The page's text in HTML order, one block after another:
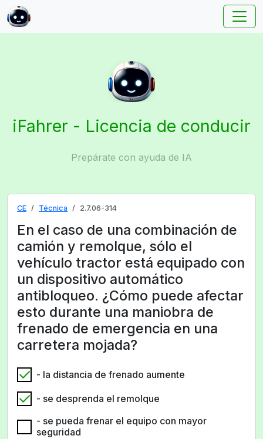
iFahrer - Licencia de conducir
Prepárate con ayuda de IA
CE Técnica 2.7.06-314
En el caso de una combinación de
camión y remolque, sólo el
vehículo tractor está equipado con
un dispositivo automático
antibloqueo. ¿Cómo puede afectar
esto durante una maniobra de
frenado de emergencia en una
carretera mojada?
- la distancia de frenado aumente
- se desprenda el remolque
- se pueda frenar el equipo con mayor
seguridad